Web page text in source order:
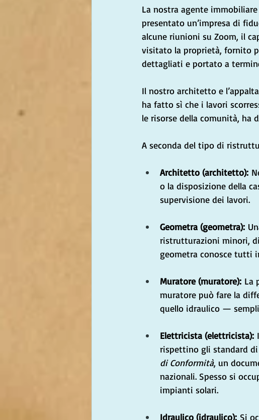
La nostra agente
presentato un’impresa di
alcune riunioni su Zoom, il
visitato la proprietà, fornito
dettagliati e portato a
Il nostro architetto e
ha fatto sì che i lavori
le risorse della comunità, ha
A seconda del tipo di
Architetto (architetto):
o la disposizione della
supervisione dei lavori.
Geometra (geometra):
ristrutturazioni minori,
geometra conosce tutti
Muratore (muratore): La
muratore può fare la
quello idraulico —
Elettricista (elettricista):
rispettino gli standard di
di Conformità, un
nazionali. Spesso si
impianti solari.
Idraulico (idraulico): Si